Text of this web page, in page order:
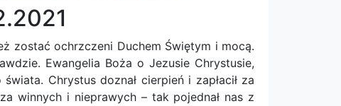
zostać ochrzczeni Duchem Świętym i mocą.
Ewangelia Boża o Jezusie Chrystusie,
Chrystus doznał cierpień i zapłacił za
winnych i nieprawych – tak pojednał nas z